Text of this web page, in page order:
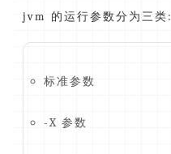
jvm 的运行参数分为三类:
标准参数
-X 参数